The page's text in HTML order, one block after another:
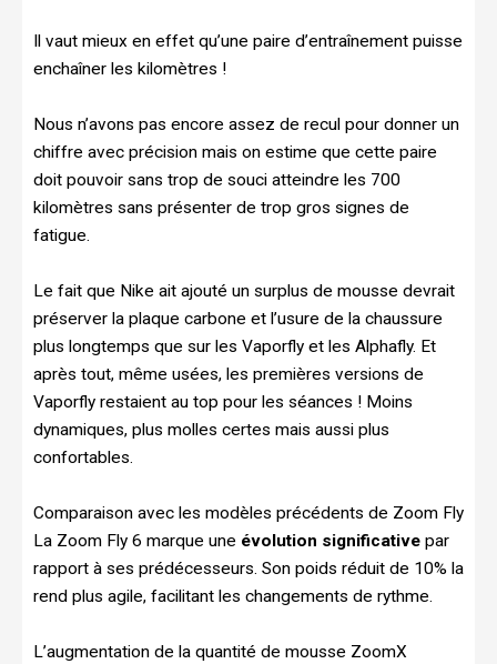
Il vaut mieux en effet qu’une paire d’entraînement puisse
enchaîner les kilomètres !
Nous n’avons pas encore assez de recul pour donner un
chiffre avec précision mais on estime que cette paire
doit pouvoir sans trop de souci atteindre les 700
kilomètres sans présenter de trop gros signes de
fatigue.
Le fait que Nike ait ajouté un surplus de mousse devrait
préserver la plaque carbone et l’usure de la chaussure
plus longtemps que sur les Vaporfly et les Alphafly. Et
après tout, même usées, les premières versions de
Vaporfly restaient au top pour les séances ! Moins
dynamiques, plus molles certes mais aussi plus
confortables.
Comparaison avec les modèles précédents de Zoom Fly
La Zoom Fly 6 marque une évolution significative par
rapport à ses prédécesseurs. Son poids réduit de 10% la
rend plus agile, facilitant les changements de rythme.
L’augmentation de la quantité de mousse ZoomX